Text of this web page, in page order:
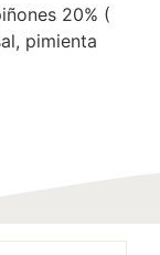
20% (
pimienta